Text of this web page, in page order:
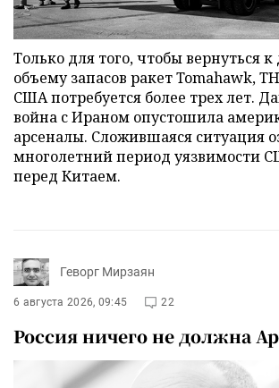
Только для того, чтобы вернуться
объему запасов ракет Tomahawk,
США потребуется более трех лет.
война с Ираном опустошила
арсеналы. Сложившаяся ситуация
многолетний период уязвимости
перед Китаем.
Геворг Мирзаян
6 августа 2026, 09:45 22
Россия ничего не должна